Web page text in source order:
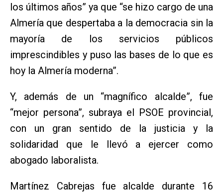
los últimos años” ya que “se hizo cargo de una
Almería que despertaba a la democracia sin la
mayoría de los servicios públicos
imprescindibles y puso las bases de lo que es
hoy la Almería moderna”.
Y, además de un “magnífico alcalde”, fue
“mejor persona”, subraya el PSOE provincial,
con un gran sentido de la justicia y la
solidaridad que le llevó a ejercer como
abogado laboralista.
Martínez Cabrejas fue alcalde durante 16